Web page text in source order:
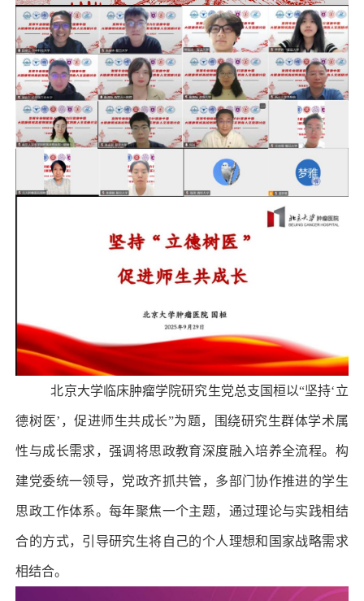
北京大学临床肿瘤学院研究生党总支国桓以“坚持‘立
德树医’，促进师生共成长”为题，围绕研究生群体学术属
性与成长需求，强调将思政教育深度融入培养全流程。构
建党委统一领导，党政齐抓共管，多部门协作推进的学生
思政工作体系。每年聚焦一个主题，通过理论与实践相结
合的方式，引导研究生将自己的个人理想和国家战略需求
相结合。